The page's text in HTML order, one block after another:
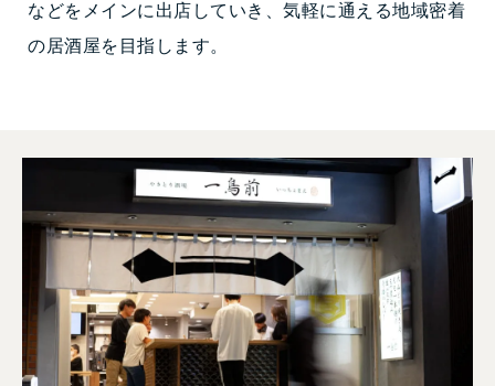
などをメインに出店していき、気軽に通える地域密着
の居酒屋を目指します。